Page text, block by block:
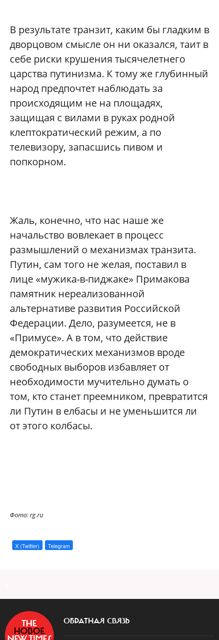
В результате транзит, каким бы гладким в
дворцовом смысле он ни оказался, таит в
себе риски крушения тысячелетнего
царства путинизма. К тому же глубинный
народ предпочтет наблюдать за
происходящим не на площадях,
защищая с вилами в руках родной
клептократический режим, а по
телевизору, запасшись пивом и
попкорном.
Жаль, конечно, что нас наше же
начальство вовлекает в процесс
размышлений о механизмах транзита.
Путин, сам того не желая, поставил в
лице «мужика-в-пиджаке» Примакова
памятник нереализованной
альтернативе развития Российской
Федерации. Дело, разумеется, не в
«Примусе». А в том, что действие
демократических механизмов вроде
свободных выборов избавляет от
необходимости мучительно думать о
том, кто станет преемником, превратится
ли Путин в елбасы и не уменьшится ли
от этого колбасы.
Фото: rg.ru
X (Twitter) Telegram
ОБРАТНАЯ СВЯЗЬ